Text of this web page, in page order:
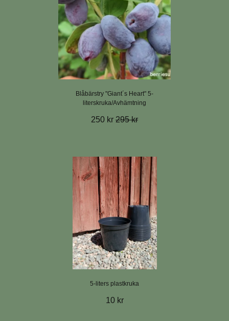
Blåbärstry "Giant´s Heart" 5-
literskruka/Avhämtning
250 kr 295 kr
5-liters plastkruka
10 kr